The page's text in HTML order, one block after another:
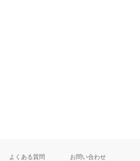
よくある質問 お問い合わせ